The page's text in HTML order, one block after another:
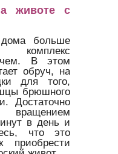
животе с
больше
комплекс
В этом
обруч, на
для того,
брюшного
Достаточно
вращением
в день и
что это
приобрести